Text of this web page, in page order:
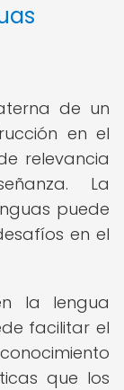
de un
en el
relevancia
La
puede
en el
la lengua
facilitar el
que los